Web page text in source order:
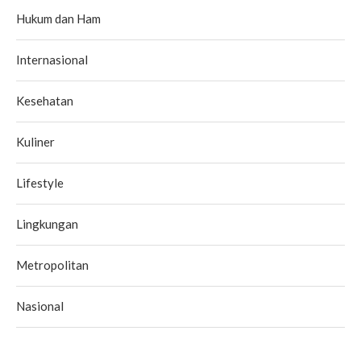
Hukum dan Ham
Internasional
Kesehatan
Kuliner
Lifestyle
Lingkungan
Metropolitan
Nasional